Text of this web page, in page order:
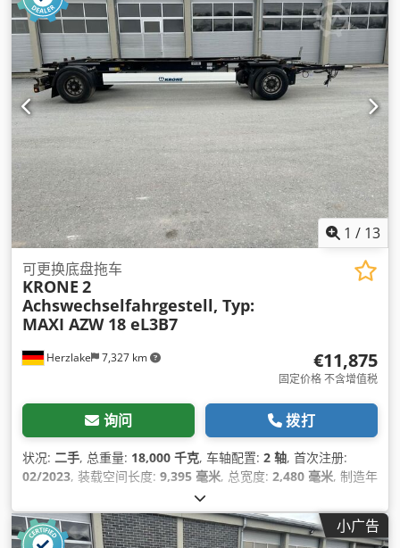
1 / 13
Herzlake 7,327 km
可更换底盘拖车
KRONE 2
Achswechselfahrgestell, Typ:
MAXI AZW 18 eL3B7
€11,875
固定价格 不含增值税
询问 拨打
状况: 二手, 总重量: 18,000 千克, 车轴配置: 2 轴, 首次注册:
02/2023, 装载空间长度: 9,395 毫米, 总宽度: 2,480 毫米, 制造年
防抱死制动系统 (ABS)
小广告